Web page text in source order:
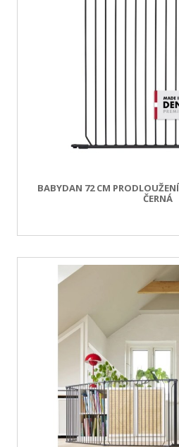
BABYDAN 72 CM
ČERNÁ